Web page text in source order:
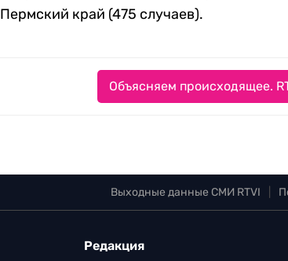
Пермский край (475 случаев).
Объясняем происходящее.
Выходные данные СМИ RTVI
Редакция